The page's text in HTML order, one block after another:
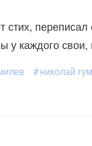
у каждого
николай